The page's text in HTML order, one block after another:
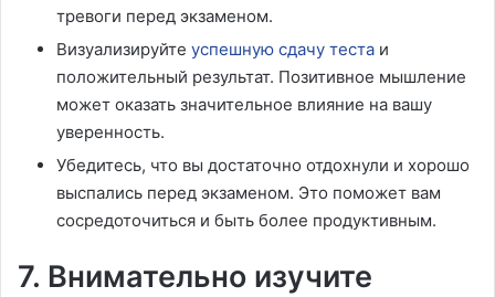
тревоги перед экзаменом.
Визуализируйте успешную сдачу теста и
положительный результат. Позитивное мышление
может оказать значительное влияние на вашу
уверенность.
Убедитесь, что вы достаточно отдохнули и хорошо
выспались перед экзаменом. Это поможет вам
сосредоточиться и быть более продуктивным.
7. Внимательно изучите